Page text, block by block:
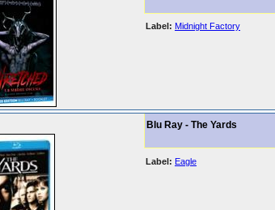
Label: Midnight Factory
Blu Ray - The Yards
Label: Eagle